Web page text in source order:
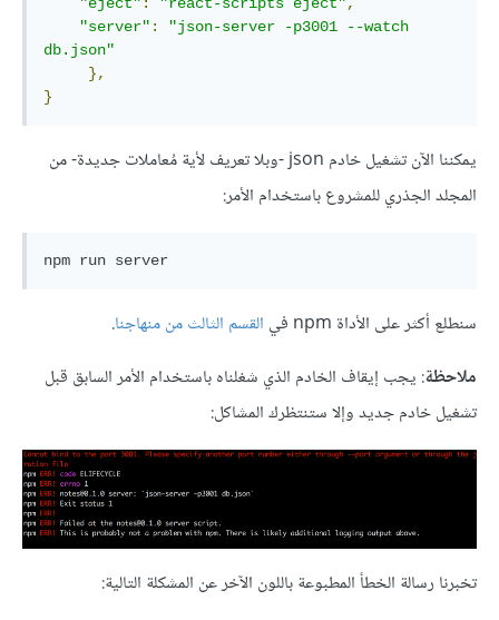
"server" :
"json-server -p3001 --watch
db.json"
},
}
يمكننا الآن تشغيل خادم json -وبلا تعريف لأية مُعاملات جديدة- من
المجلد الجذري للمشروع باستخدام الأمر:
سنطلع أكثر على الأداة npm في القسم الثالث من منهاجنا.
ملاحظة: يجب إيقاف الخادم الذي شغلناه باستخدام الأمر السابق قبل
تشغيل خادم جديد وإلا ستنتظرك المشاكل:
تخبرنا رسالة الخطأ المطبوعة باللون الآخر عن المشكلة التالية: